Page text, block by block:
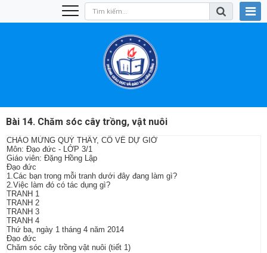
Bài 14. Chăm sóc cây trồng, vật nuôi
CHÀO MỪNG QUÝ THẦY, CÔ VỀ DỰ GIỜ
Môn: Đạo đức - LỚP 3/1
Giáo viên: Đặng Hồng Lập
Đạo đức
1.Các bạn trong mỗi tranh dưới đây đang làm gì?
2.Việc làm đó có tác dụng gì?
TRANH 1
TRANH 2
TRANH 3
TRANH 4
Thứ ba, ngày 1 tháng 4 năm 2014
Đạo đức
Chăm sóc cây trồng vật nuôi (tiết 1)